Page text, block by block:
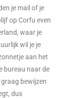
je mail of je
op Corfu even
waar je
wil je je
aan het
bureau naar de
bewijzen
dus